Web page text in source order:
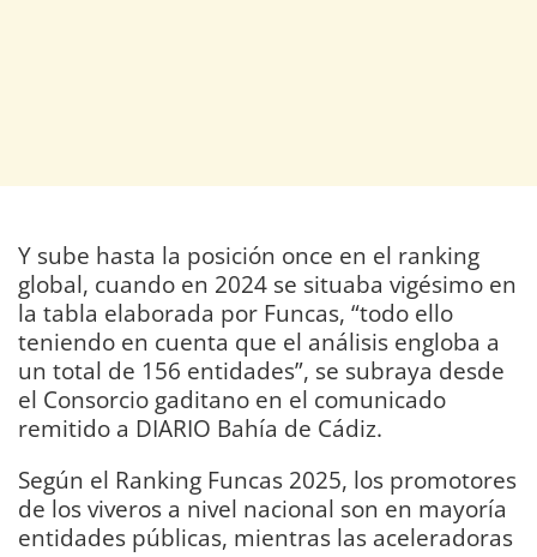
Y sube hasta la posición once en el ranking
global, cuando en 2024 se situaba vigésimo en
la tabla elaborada por Funcas, “todo ello
teniendo en cuenta que el análisis engloba a
un total de 156 entidades”, se subraya desde
el Consorcio gaditano en el comunicado
remitido a DIARIO Bahía de Cádiz.
Según el Ranking Funcas 2025, los promotores
de los viveros a nivel nacional son en mayoría
entidades públicas, mientras las aceleradoras